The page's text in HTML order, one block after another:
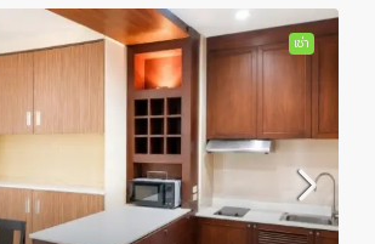
เช่า